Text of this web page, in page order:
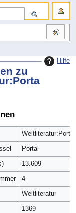
Hilfe
zu
Weltliteratur:Portal
Portal
13.609
4
Weltliteratur
1369